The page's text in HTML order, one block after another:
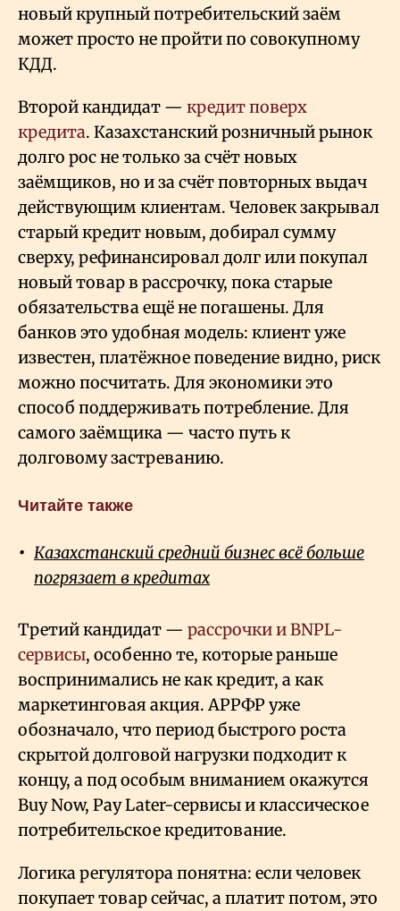
новый крупный потребительский заём
может просто не пройти по совокупному
КДД.
Второй кандидат — кредит поверх
кредита. Казахстанский розничный рынок
долго рос не только за счёт новых
заёмщиков, но и за счёт повторных выдач
действующим клиентам. Человек закрывал
старый кредит новым, добирал сумму
сверху, рефинансировал долг или покупал
новый товар в рассрочку, пока старые
обязательства ещё не погашены. Для
банков это удобная модель: клиент уже
известен, платёжное поведение видно, риск
можно посчитать. Для экономики это
способ поддерживать потребление. Для
самого заёмщика — часто путь к
долговому застреванию.
Читайте также
Казахстанский средний бизнес всё больше
погрязает в кредитах
Третий кандидат — рассрочки и BNPL-
сервисы, особенно те, которые раньше
воспринимались не как кредит, а как
маркетинговая акция. АРРФР уже
обозначало, что период быстрого роста
скрытой долговой нагрузки подходит к
концу, а под особым вниманием окажутся
Buy Now, Pay Later-сервисы и классическое
потребительское кредитование.
Логика регулятора понятна: если человек
покупает товар сейчас, а платит потом, это